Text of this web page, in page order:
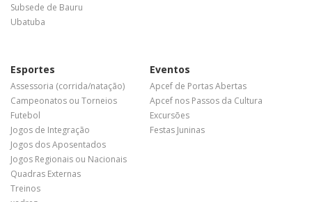
Subsede de Bauru
Ubatuba
Esportes
Assessoria (corrida/natação)
Campeonatos ou Torneios
Futebol
Jogos de Integração
Jogos dos Aposentados
Jogos Regionais ou Nacionais
Quadras Externas
Treinos
Eventos
Apcef de Portas Abertas
Apcef nos Passos da Cultura
Excursões
Festas Juninas